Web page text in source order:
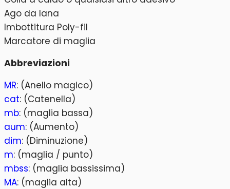
Ago da lana
Imbottitura Poly-fil
Marcatore di maglia
Abbreviazioni
MR: (Anello magico)
cat: (Catenella)
mb: (maglia bassa)
aum: (Aumento)
dim: (Diminuzione)
m: (maglia / punto)
mbss: (maglia bassissima)
MA: (maglia alta)